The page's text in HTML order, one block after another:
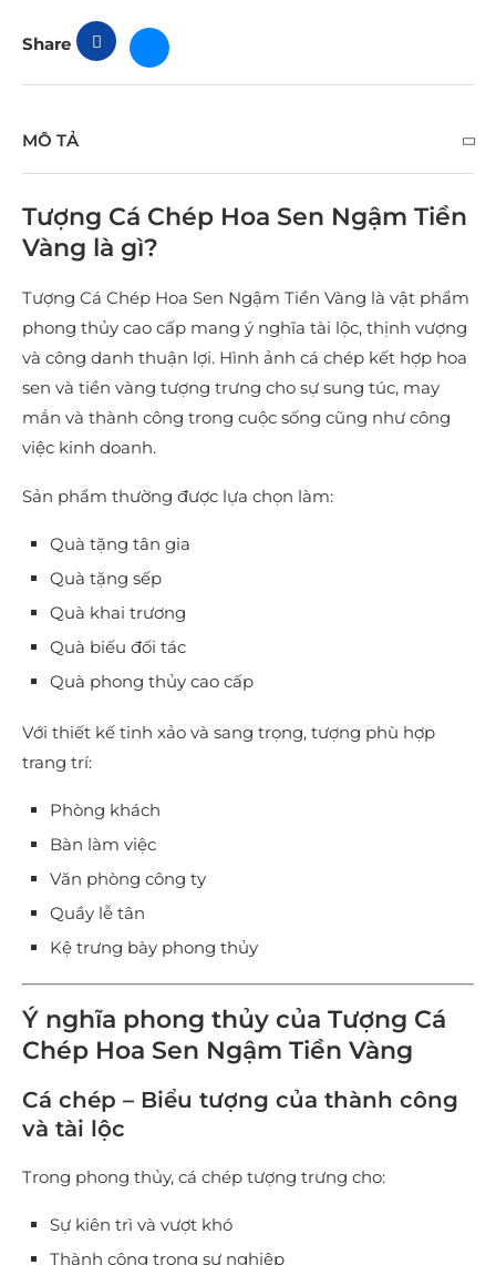
Share
MÔ TẢ
Tượng Cá Chép Hoa Sen Ngậm Tiền
Vàng là gì?
Tượng Cá Chép Hoa Sen Ngậm Tiền Vàng là vật phẩm
phong thủy cao cấp mang ý nghĩa tài lộc, thịnh vượng
và công danh thuận lợi. Hình ảnh cá chép kết hợp hoa
sen và tiền vàng tượng trưng cho sự sung túc, may
mắn và thành công trong cuộc sống cũng như công
việc kinh doanh.
Sản phẩm thường được lựa chọn làm:
Quà tặng tân gia
Quà tặng sếp
Quà khai trương
Quà biếu đối tác
Quà phong thủy cao cấp
Với thiết kế tinh xảo và sang trọng, tượng phù hợp
trang trí:
Phòng khách
Bàn làm việc
Văn phòng công ty
Quầy lễ tân
Kệ trưng bày phong thủy
Ý nghĩa phong thủy của Tượng Cá
Chép Hoa Sen Ngậm Tiền Vàng
Cá chép – Biểu tượng của thành công
và tài lộc
Trong phong thủy, cá chép tượng trưng cho:
Sự kiên trì và vượt khó
Thành công trong sự nghiệp